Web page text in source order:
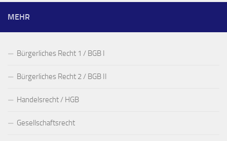
MEHR
Bürgerliches Recht 1 / BGB I
Bürgerliches Recht 2 / BGB II
Handelsrecht / HGB
Gesellschaftsrecht